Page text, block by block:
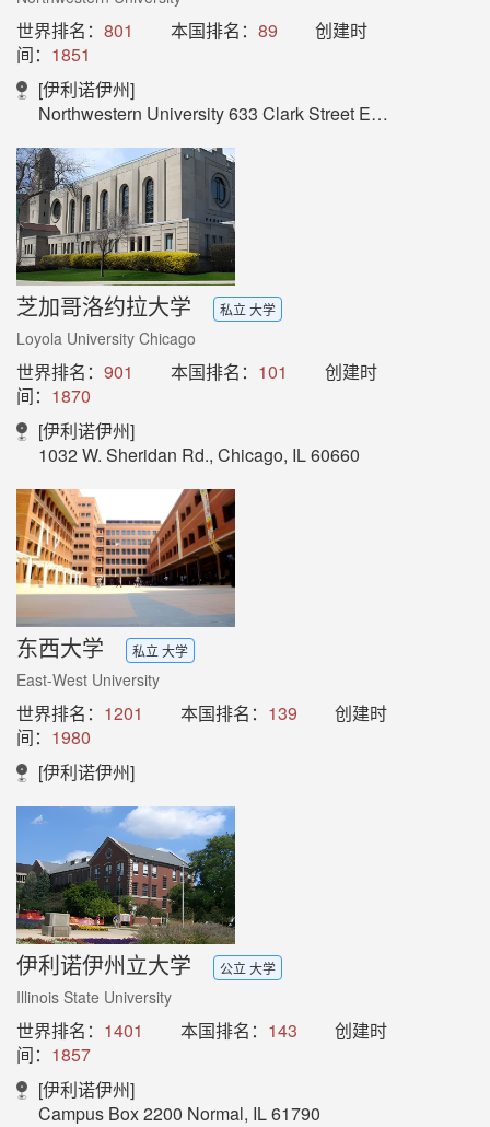
世界排名： 801 本国排名： 89
创建时
间： 1851
[伊利诺伊州]
Northwestern University 633 Clark Street Evanston, IL 60208
芝加哥洛约拉大学 私立 大学
Loyola University Chicago
世界排名： 901 本国排名： 101
创建时
间： 1870
[伊利诺伊州]
1032 W. Sheridan Rd., Chicago, IL 60660
东西大学 私立 大学
East-West University
世界排名： 1201 本国排名： 139
创建时
间： 1980
[伊利诺伊州]
伊利诺伊州立大学 公立 大学
Illinois State University
世界排名： 1401 本国排名： 143
创建时
间： 1857
[伊利诺伊州]
Campus Box 2200 Normal, IL 61790